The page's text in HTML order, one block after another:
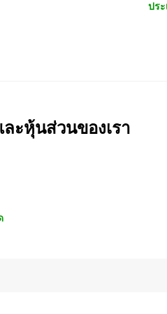
ปร
ะหุ้นส่วนของเรา